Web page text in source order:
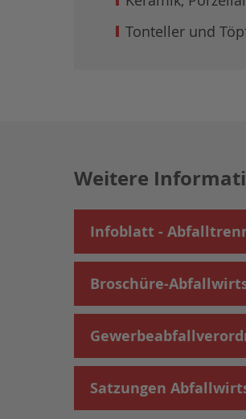
Tonteller und
Weitere
Infoblatt -
Broschüre-
Satzungen